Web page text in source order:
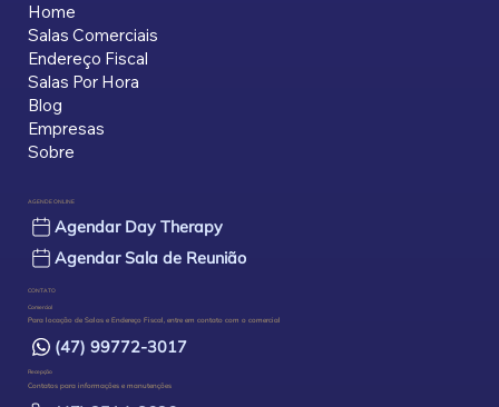
Home
Salas Comerciais
Endereço Fiscal
Salas Por Hora
Blog
Empresas
Sobre
AGENDE ONLINE
Agendar Day Therapy
Agendar Sala de Reunião
CONTATO
Comercial
Para locação de Salas e Endereço Fiscal, entre em contato com o comercial
(47) 99772-3017
Recepção
Contatos para informações e manutenções